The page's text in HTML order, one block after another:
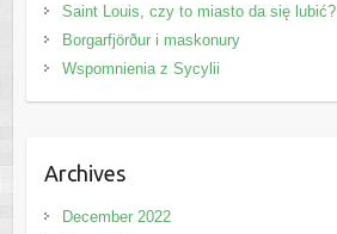
Saint Louis, czy to miasto da się lubić?
Borgarfjörður i maskonury
Wspomnienia z Sycylii
Archives
December 2022